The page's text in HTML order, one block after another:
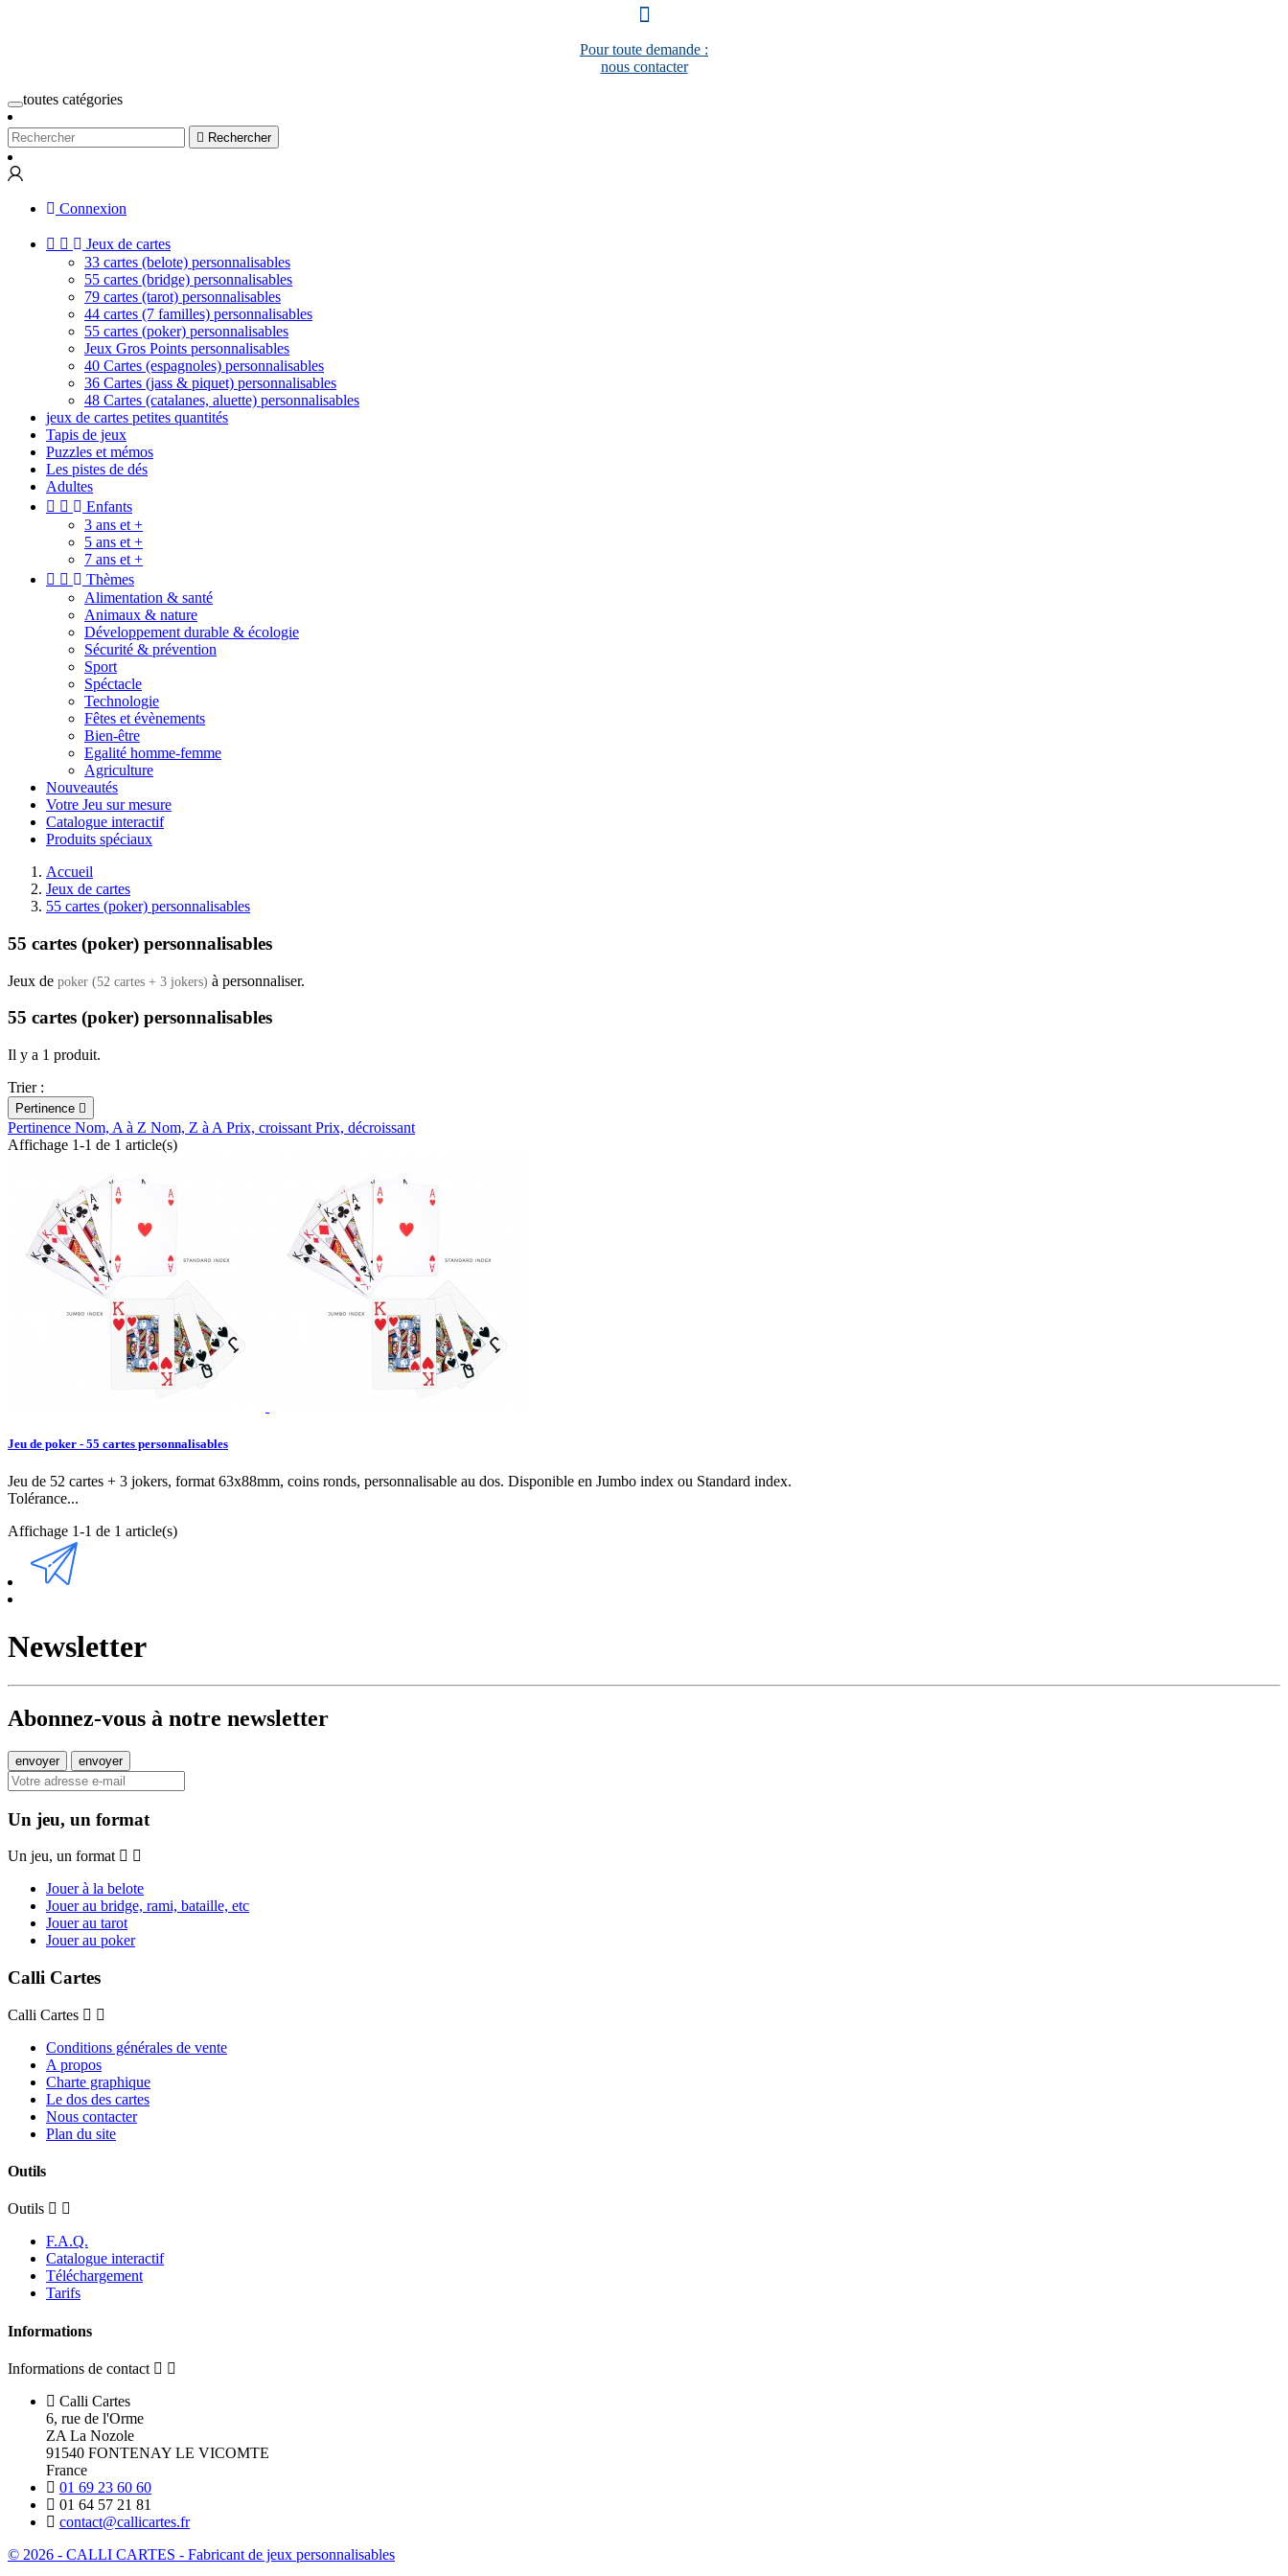
Pour toute demande :
nous contacter
toutes catégories
 Rechercher
Connexion
 
Jeux de cartes
33 cartes (belote) personnalisables
55 cartes (bridge) personnalisables
79 cartes (tarot) personnalisables
44 cartes (7 familles) personnalisables
55 cartes (poker) personnalisables
Jeux Gros Points personnalisables
40 Cartes (espagnoles) personnalisables
36 Cartes (jass & piquet) personnalisables
48 Cartes (catalanes, aluette) personnalisables
jeux de cartes petites quantités
Tapis de jeux
Puzzles et mémos
Les pistes de dés
Adultes
 
Enfants
3 ans et +
5 ans et +
7 ans et +
 
Thèmes
Alimentation & santé
Animaux & nature
Développement durable & écologie
Sécurité & prévention
Sport
Spéctacle
Technologie
Fêtes et évènements
Bien-être
Egalité homme-femme
Agriculture
Nouveautés
Votre Jeu sur mesure
Catalogue interactif
Produits spéciaux
Accueil
Jeux de cartes
55 cartes (poker) personnalisables
55 cartes (poker) personnalisables
Jeux de poker (52 cartes + 3 jokers) à personnaliser.
55 cartes (poker) personnalisables
Il y a 1 produit.
Trier :
Pertinence 
Pertinence Nom, A à Z Nom, Z à A Prix, croissant Prix, décroissant
Affichage 1-1 de 1 article(s)
Jeu de poker - 55 cartes personnalisables
Jeu de 52 cartes + 3 jokers, format 63x88mm, coins ronds, personnalisable au dos. Disponible en Jumbo index ou Standard index.
Tolérance...
Affichage 1-1 de 1 article(s)
Newsletter
Abonnez-vous à notre newsletter
Un jeu, un format
Un jeu, un format
Jouer à la belote
Jouer au bridge, rami, bataille, etc
Jouer au tarot
Jouer au poker
Calli Cartes
Calli Cartes
Conditions générales de vente
A propos
Charte graphique
Le dos des cartes
Nous contacter
Plan du site
Outils
Outils
F.A.Q.
Catalogue interactif
Téléchargement
Tarifs
Informations
Informations de contact
Calli Cartes
6, rue de l'Orme
ZA La Nozole
91540 FONTENAY LE VICOMTE
France
01 69 23 60 60
01 64 57 21 81
contact@callicartes.fr
© 2026 - CALLI CARTES - Fabricant de jeux personnalisables